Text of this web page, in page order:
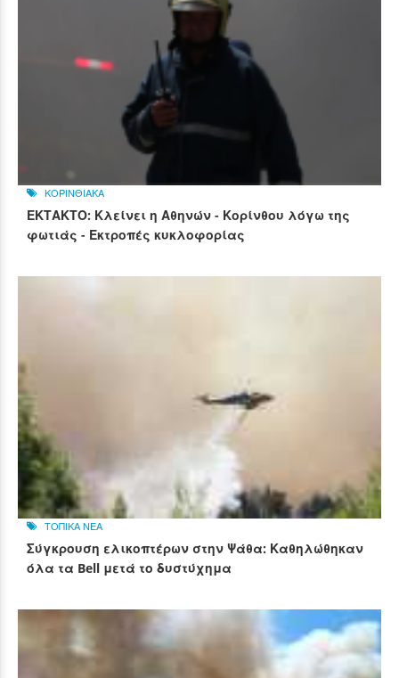
ΚΟΡΙΝΘΙΑΚΑ
ΕΚΤΑΚΤΟ: Κλείνει η Αθηνών - Κορίνθου λόγω της
φωτιάς - Εκτροπές κυκλοφορίας
ΤΟΠΙΚΑ ΝΕΑ
Σύγκρουση ελικοπτέρων στην Ψάθα: Καθηλώθηκαν
όλα τα Bell μετά το δυστύχημα